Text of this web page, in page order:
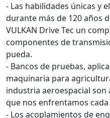
- Las habilidades únicas y
durante más de 120 años
VULKAN Drive Tec un
componentes de
pueda.
- Bancos de pruebas,
maquinaria para
industria aeroespacial son
que nos enfrentamos cada
- Los acoplamientos de